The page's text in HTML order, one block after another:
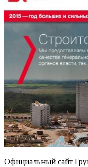
Официальный сайт